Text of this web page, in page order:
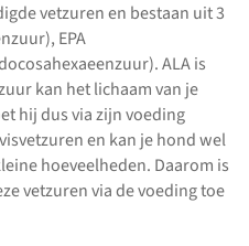
vetzuren en bestaan uit 3
EPA
ALA is
kan het lichaam van je
hij dus via zijn voeding
en kan je hond wel
hoeveelheden. Daarom is
vetzuren via de voeding toe